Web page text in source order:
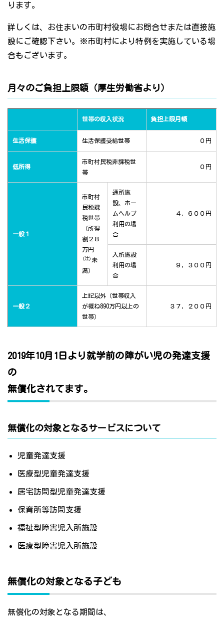
ります。
詳しくは、お住まいの市町村役場にお問合せまたは直接施
設にご確認下さい。※市町村により特例を実施している場
合もございます。
月々のご負担上限額（厚生労働省より）
世帯の収入状況 負担上限月額
生活保護 生活保護受給世帯 ０円
低所得
市町村民税非課税世
帯
０円
一般１
市町村
民税課
税世帯
（所得
割２８
万円
(注) 未
満）
通所施
設、ホー
ムヘルプ
利用の場
合
４，６００円
入所施設
利用の場
合
９，３００円
一般２
上記以外（世帯収入
が概ね890万円以上の
世帯）
３７，２００円
2019年10月1日より就学前の障がい児の発達支援
の
無償化されてます。
無償化の対象となるサービスについて
児童発達支援
医療型児童発達支援
居宅訪問型児童発達支援
保育所等訪問支援
福祉型障害児入所施設
医療型障害児入所施設
無償化の対象となる子ども
無償化の対象となる期間は、